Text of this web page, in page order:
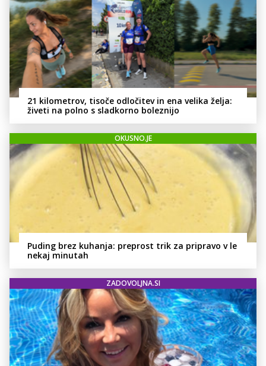
21 kilometrov, tisoče odločitev in ena velika želja:
živeti na polno s sladkorno boleznijo
OKUSNO.JE
Puding brez kuhanja: preprost trik za pripravo v le
nekaj minutah
ZADOVOLJNA.SI